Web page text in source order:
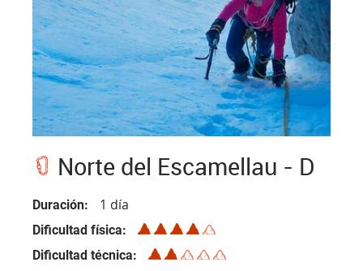
Norte del Escamellau - D
Duración 1 día
Dificultad física
Dificultad técnica